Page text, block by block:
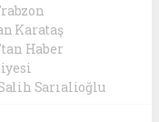
Karataş
Haber
Sarıalioğlu